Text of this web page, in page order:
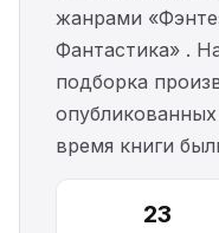
жанрами
Фантастика» .
подборка
опубликованных
время книги
23